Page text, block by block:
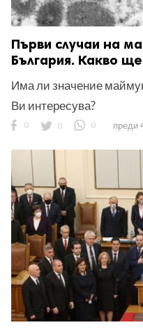
Първи случаи на
България. Какво
Има ли значение
Ви интересува?
0 0 0 преди